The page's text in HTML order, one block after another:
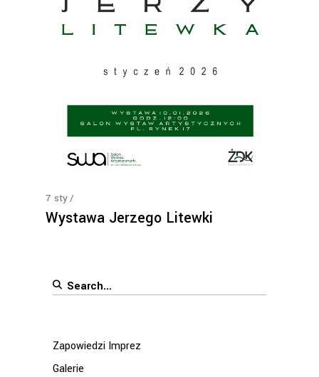
7 sty
Wystawa Jerzego Litewki
Search
Zapowiedzi Imprez
Galerie